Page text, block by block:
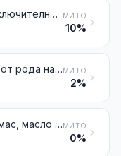
Мазнини от свине (включително свинската мас) и мазнини от домашни птици, различни от включените в № 0209 или 1503 МИТО
10%
Мазнини от животни от рода на едрия рогат добитък, овцете или козите, различни от включените в № 1503МИТО
2%
Стеарин от свинска мас, масло от свинска мас, олеостеарин, олеомаргарин и масло от лой, неемулгирани, нито смесени, нито обработени по друг начинМИТО
0%